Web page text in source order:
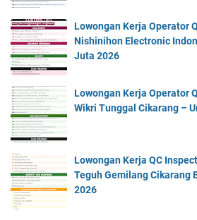
Lowongan Kerja Operator
Nishinihon Electronic
Juta 2026
Lowongan Kerja Operator
Wikri Tunggal Cikarang –
Lowongan Kerja QC
Teguh Gemilang Cikarang
2026